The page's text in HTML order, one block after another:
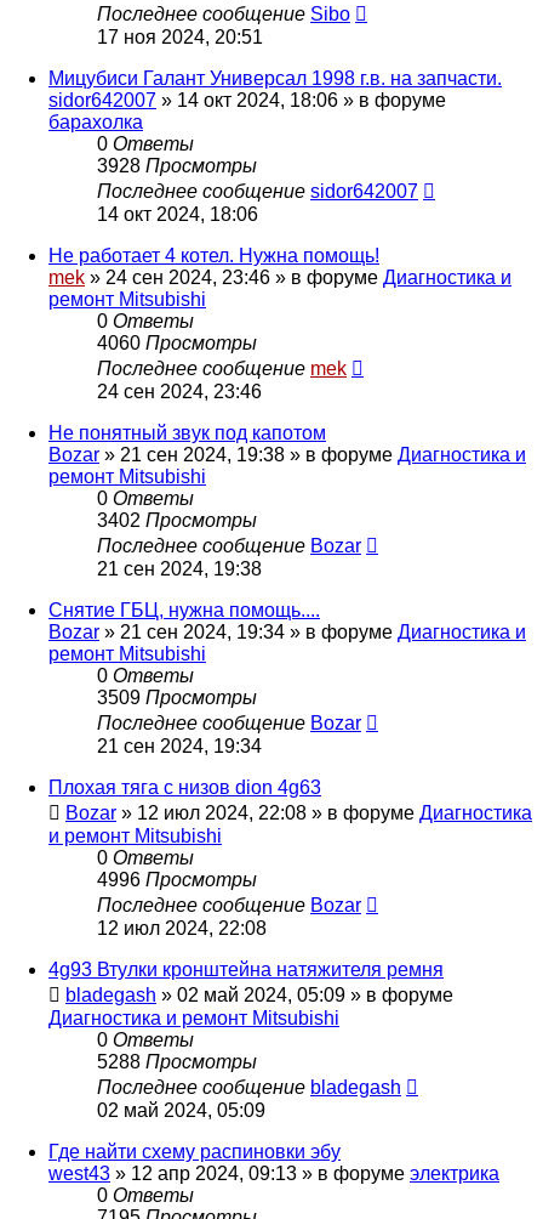
Последнее сообщение Sibo
17 ноя 2024, 20:51
Мицубиси Галант Универсал 1998 г.в. на запчасти.
sidor642007 » 14 окт 2024, 18:06 » в форуме
барахолка
0 Ответы
3928 Просмотры
Последнее сообщение sidor642007
14 окт 2024, 18:06
Не работает 4 котел. Нужна помощь!
mek » 24 сен 2024, 23:46 » в форуме Диагностика и
ремонт Mitsubishi
0 Ответы
4060 Просмотры
Последнее сообщение mek
24 сен 2024, 23:46
Не понятный звук под капотом
Bozar » 21 сен 2024, 19:38 » в форуме Диагностика и
ремонт Mitsubishi
0 Ответы
3402 Просмотры
Последнее сообщение Bozar
21 сен 2024, 19:38
Снятие ГБЦ, нужна помощь....
Bozar » 21 сен 2024, 19:34 » в форуме Диагностика и
ремонт Mitsubishi
0 Ответы
3509 Просмотры
Последнее сообщение Bozar
21 сен 2024, 19:34
Плохая тяга с низов dion 4g63
Bozar » 12 июл 2024, 22:08 » в форуме Диагностика
и ремонт Mitsubishi
0 Ответы
4996 Просмотры
Последнее сообщение Bozar
12 июл 2024, 22:08
4g93 Втулки кронштейна натяжителя ремня
bladegash » 02 май 2024, 05:09 » в форуме
Диагностика и ремонт Mitsubishi
0 Ответы
5288 Просмотры
Последнее сообщение bladegash
02 май 2024, 05:09
Где найти схему распиновки эбу
west43 » 12 апр 2024, 09:13 » в форуме электрика
0 Ответы